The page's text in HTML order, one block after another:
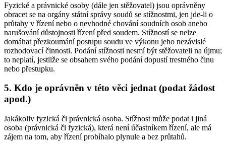
Fyzické a právnické osoby (dále jen stěžovatel) jsou oprávněny
obracet se na orgány státní správy soudů se stížnostmi, jen jde-li o
průtahy v řízení nebo o nevhodné chování soudních osob anebo
narušování důstojnosti řízení před soudem. Stížností se nelze
domáhat přezkoumání postupu soudu ve výkonu jeho nezávislé
rozhodovací činnosti. Podání stížnosti nesmí být stěžovateli na újmu;
to neplatí, jestliže se obsahem svého podání dopustí trestného činu
nebo přestupku.
5. Kdo je oprávněn v této věci jednat (podat žádost
apod.)
Jakákoliv fyzická či právnická osoba. Stížnost může podat i jiná
osoba (právnická či fyzická), která není účastníkem řízení, ale má
zájem na tom, aby řízení probíhalo plynule a bez průtahů.